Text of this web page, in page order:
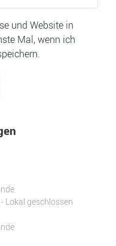
und Website in
Mal, wenn ich
Lokal geschlossen